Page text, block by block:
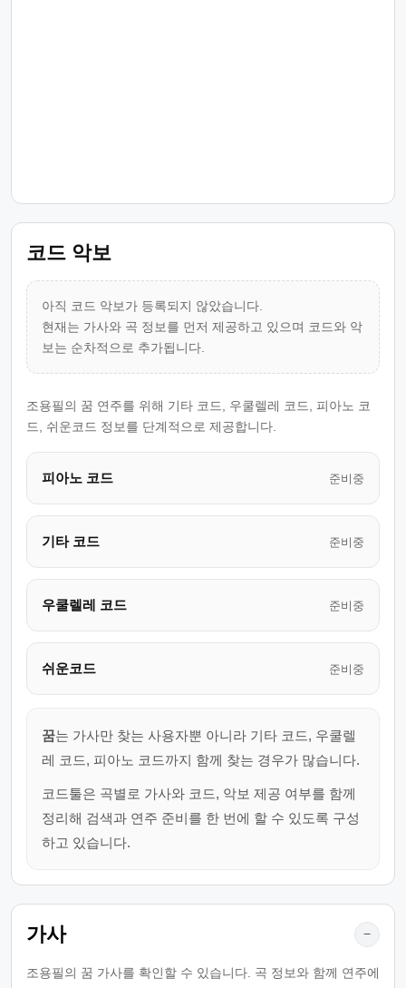
코드 악보
아직 코드 악보가 등록되지 않았습니다.
현재는 가사와 곡 정보를 먼저 제공하고 있으며 코드와 악
보는 순차적으로 추가됩니다.
조용필의 꿈 연주를 위해 기타 코드, 우쿨렐레 코드, 피아노 코
드, 쉬운코드 정보를 단계적으로 제공합니다.
피아노 코드 준비중
기타 코드 준비중
우쿨렐레 코드 준비중
쉬운코드 준비중
꿈는 가사만 찾는 사용자뿐 아니라 기타 코드, 우쿨렐
레 코드, 피아노 코드까지 함께 찾는 경우가 많습니다.
코드툴은 곡별로 가사와 코드, 악보 제공 여부를 함께
정리해 검색과 연주 준비를 한 번에 할 수 있도록 구성
하고 있습니다.
가사 −
조용필의 꿈 가사를 확인할 수 있습니다. 곡 정보와 함께 연주에